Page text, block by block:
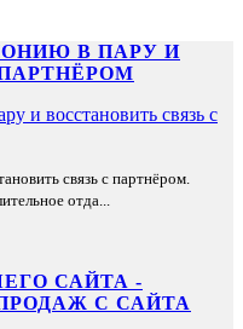
В ПАРУ И
связь с партнёром.
отда...
САЙТА -
С САЙТА